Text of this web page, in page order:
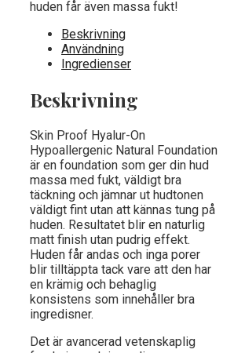
huden får även massa fukt!
Beskrivning
Användning
Ingredienser
Beskrivning
Skin Proof Hyalur-On
Hypoallergenic Natural Foundation
är en foundation som ger din hud
massa med fukt, väldigt bra
täckning och jämnar ut hudtonen
väldigt fint utan att kännas tung på
huden. Resultatet blir en naturlig
matt finish utan pudrig effekt.
Huden får andas och inga porer
blir tilltäppta tack vare att den har
en krämig och behaglig
konsistens som innehåller bra
ingredisner.
Det är avancerad vetenskaplig